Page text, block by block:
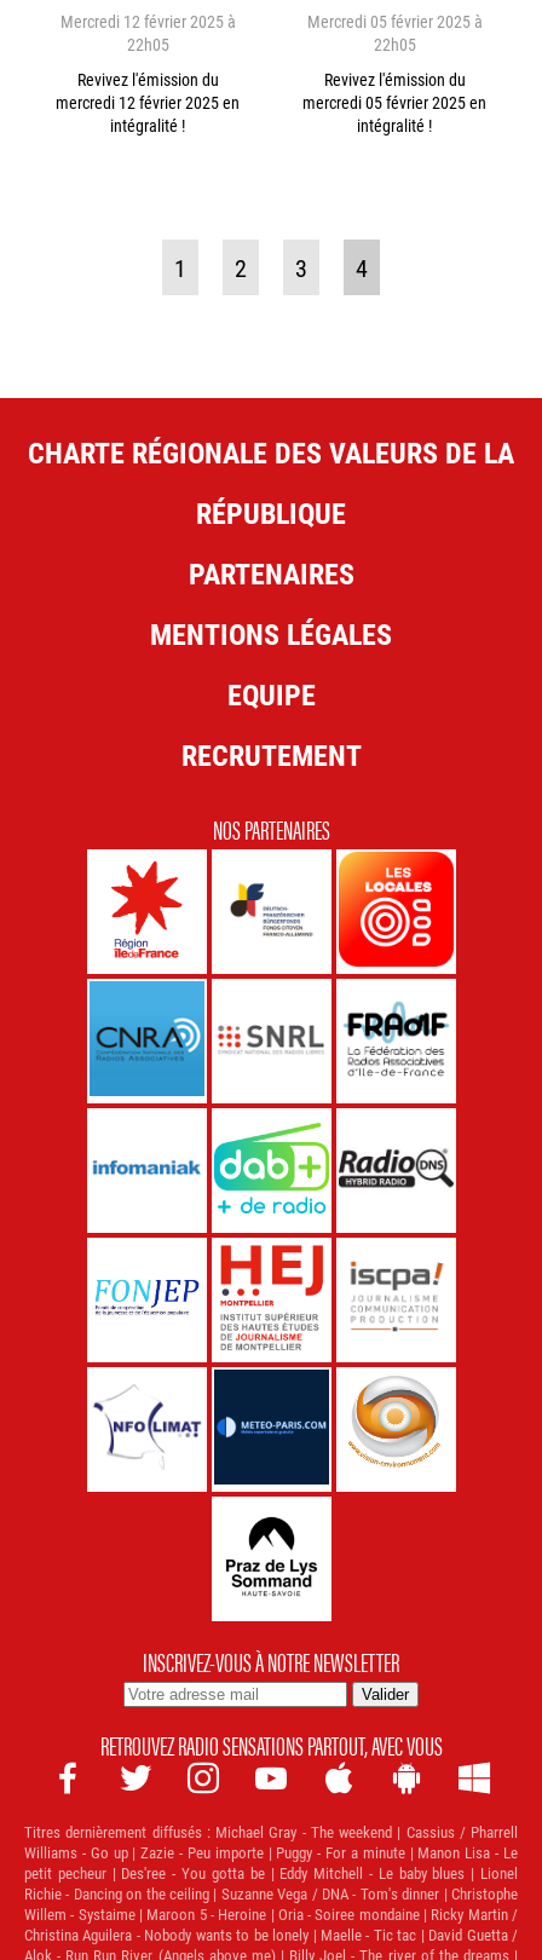
Mercredi 12 février 2025 à
22h05
Revivez l'émission du
mercredi 12 février 2025 en
intégralité !
Mercredi 05 février 2025 à
22h05
Revivez l'émission du
mercredi 05 février 2025 en
intégralité !
1 2 3 4
CHARTE RÉGIONALE DES VALEURS DE LA
RÉPUBLIQUE
PARTENAIRES
MENTIONS LÉGALES
EQUIPE
RECRUTEMENT
NOS PARTENAIRES
INSCRIVEZ-VOUS À NOTRE NEWSLETTER
RETROUVEZ RADIO SENSATIONS PARTOUT, AVEC VOUS
      
Titres dernièrement diffusés :Michael Gray - The weekend | Cassius / Pharrell
Williams - Go up | Zazie - Peu importe | Puggy - For a minute | Manon Lisa - Le
petit pecheur | Des'ree - You gotta be | Eddy Mitchell - Le baby blues | Lionel
Richie - Dancing on the ceiling | Suzanne Vega / DNA - Tom's dinner | Christophe
Willem - Systaime | Maroon 5 - Heroine | Oria - Soiree mondaine | Ricky Martin /
Christina Aguilera - Nobody wants to be lonely | Maelle - Tic tac | David Guetta /
Alok - Run Run River (Angels above me) | Billy Joel - The river of the dreams |